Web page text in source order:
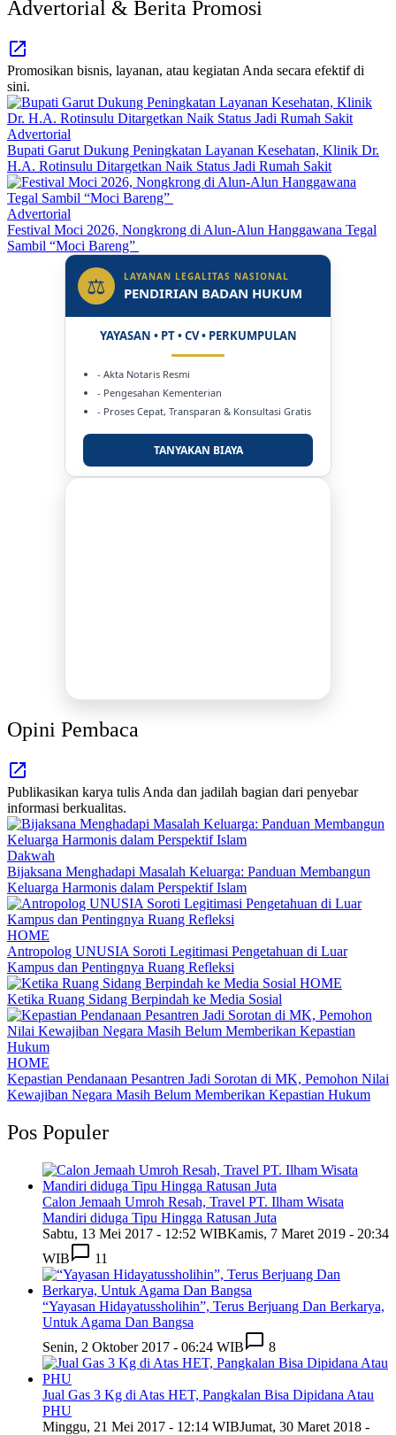
Advertorial & Berita Promosi
Promosikan bisnis, layanan, atau kegiatan Anda secara efektif di
sini.
Advertorial
Bupati Garut Dukung Peningkatan Layanan Kesehatan, Klinik Dr.
H.A. Rotinsulu Ditargetkan Naik Status Jadi Rumah Sakit
Advertorial
Festival Moci 2026, Nongkrong di Alun-Alun Hanggawana Tegal
Sambil “Moci Bareng”
⚖ LAYANAN LEGALITAS NASIONAL
PENDIRIAN BADAN HUKUM
YAYASAN • PT • CV • PERKUMPULAN
- Akta Notaris Resmi
- Pengesahan Kementerian
- Proses Cepat, Transparan & Konsultasi Gratis
TANYAKAN BIAYA
Opini Pembaca
Publikasikan karya tulis Anda dan jadilah bagian dari penyebar
informasi berkualitas.
Dakwah
Bijaksana Menghadapi Masalah Keluarga: Panduan Membangun
Keluarga Harmonis dalam Perspektif Islam
HOME
Antropolog UNUSIA Soroti Legitimasi Pengetahuan di Luar
Kampus dan Pentingnya Ruang Refleksi
HOME
Ketika Ruang Sidang Berpindah ke Media Sosial
HOME
Kepastian Pendanaan Pesantren Jadi Sorotan di MK, Pemohon Nilai
Kewajiban Negara Masih Belum Memberikan Kepastian Hukum
Pos Populer
Calon Jemaah Umroh Resah, Travel PT. Ilham Wisata
Mandiri diduga Tipu Hingga Ratusan Juta
Sabtu, 13 Mei 2017 - 12:52 WIBKamis, 7 Maret 2019 - 20:34
WIB
11
“Yayasan Hidayatussholihin”, Terus Berjuang Dan Berkarya,
Untuk Agama Dan Bangsa
Senin, 2 Oktober 2017 - 06:24 WIB
8
Jual Gas 3 Kg di Atas HET, Pangkalan Bisa Dipidana Atau
PHU
Minggu, 21 Mei 2017 - 12:14 WIBJumat, 30 Maret 2018 -